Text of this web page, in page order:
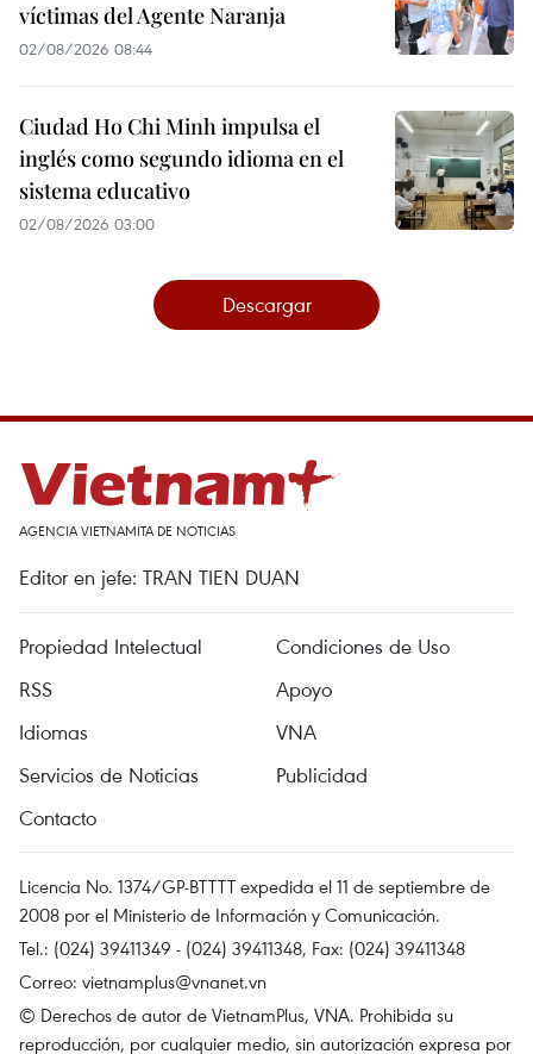
víctimas del Agente Naranja
02/08/2026 08:44
Ciudad Ho Chi Minh impulsa el
inglés como segundo idioma en el
sistema educativo
02/08/2026 03:00
Descargar
AGENCIA VIETNAMITA DE NOTICIAS
Editor en jefe: TRAN TIEN DUAN
Propiedad Intelectual
Condiciones de Uso
RSS
Apoyo
Idiomas
VNA
Servicios de Noticias
Publicidad
Contacto
Licencia No. 1374/GP-BTTTT expedida el 11 de septiembre de
2008 por el Ministerio de Información y Comunicación.
Tel.: (024) 39411349 - (024) 39411348, Fax: (024) 39411348
Correo: vietnamplus@vnanet.vn
© Derechos de autor de VietnamPlus, VNA. Prohibida su
reproducción, por cualquier medio, sin autorización expresa por